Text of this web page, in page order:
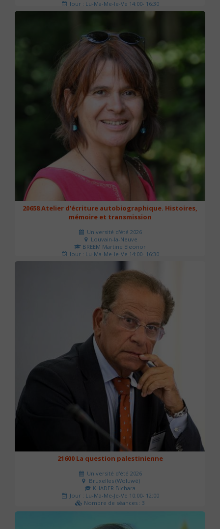
Jour : Lu-Ma-Me-Je-Ve 14:00- 16:30
Nombre de séances : 3
20658 Atelier d'écriture autobiographique. Histoires,
mémoire et transmission
Université d'été 2026
Louvain-la-Neuve
BREEM Martine Eleonor
Jour : Lu-Ma-Me-Je-Ve 14:00- 16:30
Nombre de séances : 3
21600 La question palestinienne
Université d'été 2026
Bruxelles (Woluwé)
KHADER Bichara
Jour : Lu-Ma-Me-Je-Ve 10:00- 12:00
Nombre de séances : 3
63 €